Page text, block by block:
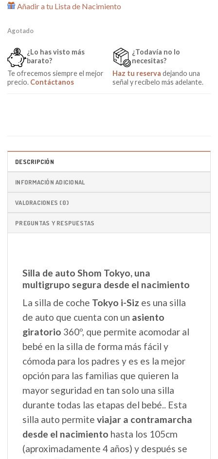
Añadir a tu Lista de Nacimiento
Agotado
¿Lo has visto más
barato?
Te ofrecemos siempre el mejor
precio. Contáctanos
¿Todavía no lo
necesitas?
Haz tu reserva dejando una
señal y recíbelo más adelante.
DESCRIPCIÓN
INFORMACIÓN ADICIONAL
VALORACIONES (0)
PREGUNTAS Y RESPUESTAS
Silla de auto Shom Tokyo, una
multigrupo segura desde el nacimiento
La silla de coche Tokyo i-Siz es una silla
de auto que cuenta con un asiento
giratorio 360º, que permite acomodar al
bebé en la silla de forma más fácil y
cómoda para los padres y es es la mejor
opción para las familias que quieren la
mayor seguridad en tan solo una silla
durante todas las etapas del bebé.. Esta
silla auto permite viajar a contramarcha
desde el nacimiento hasta los 105cm
(aproximadamente 4 años) y después se